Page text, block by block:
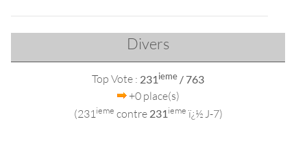
Divers
Top Vote : 231ieme / 763
+0 place(s)
(231 ieme contre 231ieme ï¿½ J-7)